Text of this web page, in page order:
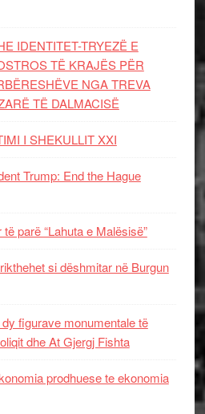
IDENTITET-TRYEZË E
TË KRAJËS PËR
NGA TREVA
TË DALMACISË
I SHEKULLIT XXI
Trump: End the Hague
parë “Lahuta e Malësisë”
si dëshmitar në Burgun
figurave monumentale të
dhe At Gjergj Fishta
prodhuese te ekonomia